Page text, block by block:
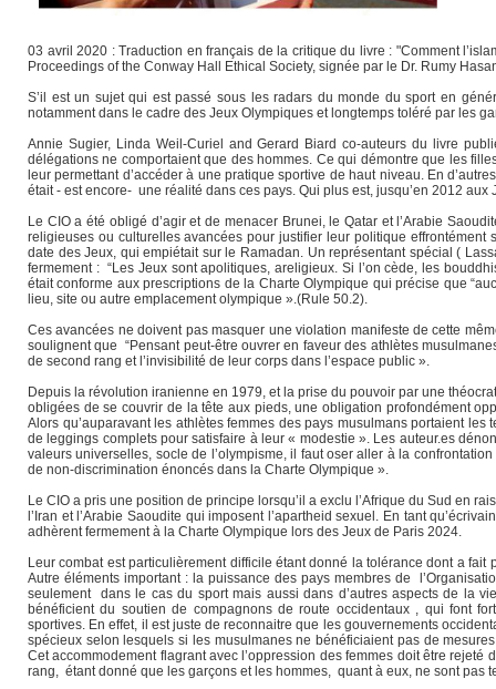
03 avril 2020 : Traduction en français de la critique du livre : "Comment
Proceedings of the Conway Hall Ethical Society, signée par le Dr. Rumy
S’il est un sujet qui est passé sous les radars du monde du sport en
notamment dans le cadre des Jeux Olympiques et longtemps toléré par les
Annie Sugier, Linda Weil-Curiel and Gerard Biard co-auteurs du livre
délégations ne comportaient que des hommes. Ce qui démontre que les
leur permettant d’accéder à une pratique sportive de haut niveau. En
était - est encore- une réalité dans ces pays. Qui plus est, jusqu’en 2012
Le CIO a été obligé d’agir et de menacer Brunei, le Qatar et l’Arabie
religieuses ou culturelles avancées pour justifier leur politique
date des Jeux, qui empiétait sur le Ramadan. Un représentant spécial (
fermement : “Les Jeux sont apolitiques, areligieux. Si l’on cède, les
était conforme aux prescriptions de la Charte Olympique qui précise que
lieu, site ou autre emplacement olympique ».(Rule 50.2).
Ces avancées ne doivent pas masquer une violation manifeste de cette
soulignent que “Pensant peut-être ouvrer en faveur des athlètes
de second rang et l’invisibilité de leur corps dans l’espace public ».
Depuis la révolution iranienne en 1979, et la prise du pouvoir par une
obligées de se couvrir de la tête aux pieds, une obligation profondément
Alors qu’auparavant les athlètes femmes des pays musulmans portaient
de leggings complets pour satisfaire à leur « modestie ». Les auteur.es
valeurs universelles, socle de l’olympisme, il faut oser aller à la
de non-discrimination énoncés dans la Charte Olympique ».
Le CIO a pris une position de principe lorsqu’il a exclu l’Afrique du Sud en
l’Iran et l’Arabie Saoudite qui imposent l’apartheid sexuel. En tant
adhèrent fermement à la Charte Olympique lors des Jeux de Paris 2024.
Leur combat est particulièrement difficile étant donné la tolérance dont a fait
Autre éléments important : la puissance des pays membres de
seulement dans le cas du sport mais aussi dans d’autres aspects de la
bénéficient du soutien de compagnons de route occidentaux , qui font
sportives. En effet, il est juste de reconnaitre que les gouvernements
spécieux selon lesquels si les musulmanes ne bénéficiaient pas de
Cet accommodement flagrant avec l’oppression des femmes doit être
rang, étant donné que les garçons et les hommes, quant à eux, ne sont pas